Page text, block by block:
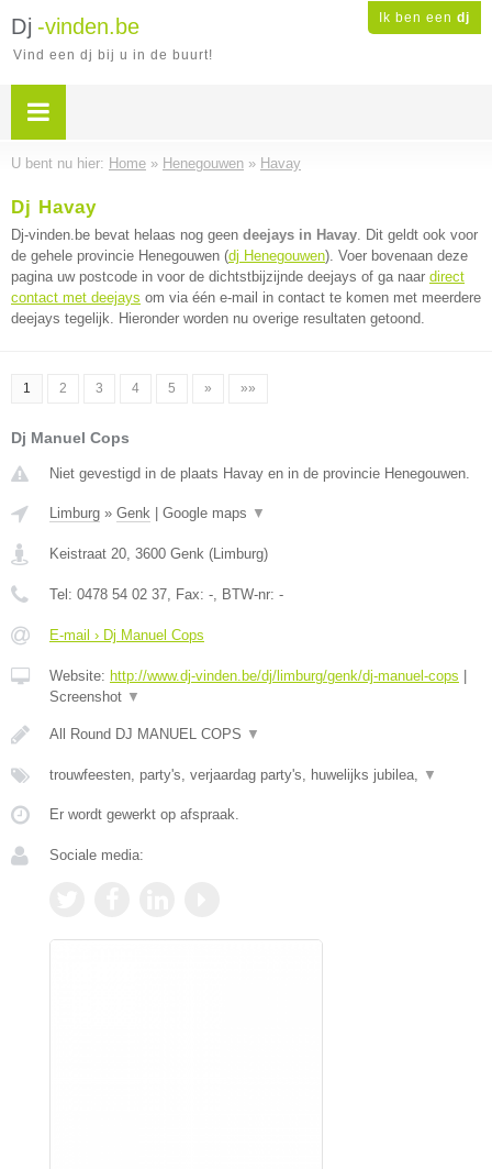
Ik ben een dj
Dj -vinden.be
Vind een dj bij u in de buurt!
U bent nu hier: Home » Henegouwen » Havay
Dj Havay
Dj-vinden.be bevat helaas nog geen deejays in Havay. Dit geldt ook voor
de gehele provincie Henegouwen (dj Henegouwen). Voer bovenaan deze
pagina uw postcode in voor de dichtstbijzijnde deejays of ga naar direct
contact met deejays om via één e-mail in contact te komen met meerdere
deejays tegelijk. Hieronder worden nu overige resultaten getoond.
1 2 3 4 5 » »»
Dj Manuel Cops
Niet gevestigd in de plaats Havay en in de provincie Henegouwen.
Limburg » Genk Google maps ▼
Keistraat 20, 3600 Genk (Limburg)
Tel: 0478 54 02 37, Fax: -, BTW-nr: -
E-mail › Dj Manuel Cops
Website: http://www.dj-vinden.be/dj/limburg/genk/dj-manuel-cops
Screenshot ▼
All Round DJ MANUEL COPS ▼
trouwfeesten, party's, verjaardag party's, huwelijks jubilea, ▼
Er wordt gewerkt op afspraak.
Sociale media: